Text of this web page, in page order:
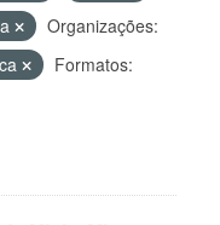
Organizações:
Formatos: